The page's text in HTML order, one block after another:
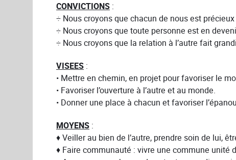
CONVICTIONS :
÷ Nous croyons que chacun de nous est
÷ Nous croyons que toute personne est en
÷ Nous croyons que la relation à l’autre fait
VISEES :
• Mettre en chemin, en projet pour favoriser le
• Favoriser l’ouverture à l’autre et au monde.
• Donner une place à chacun et favoriser
MOYENS :
♦ Veiller au bien de l’autre, prendre soin de lui,
♦ Faire communauté : vivre une commune unité